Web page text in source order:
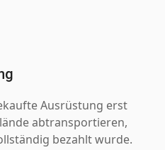
Ausrüstung erst
abtransportieren,
bezahlt wurde.